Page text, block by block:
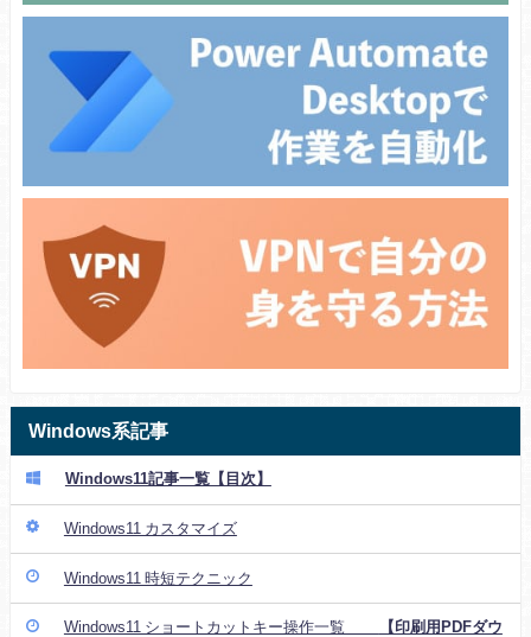
Windows系記事
Windows11記事一覧【目次】
Windows11 カスタマイズ
Windows11 時短テクニック
Windows11 ショートカットキー操作一覧
【印刷用PDFダウ